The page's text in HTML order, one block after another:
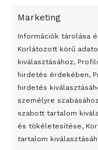
Marketing
Információk tárolása
Korlátozott körű
kiválasztásához,
hirdetés érdekében,
hirdetés
személyre
szabott tartalom
és tökéletesítése,
tartalom
Átmenetileg
Egy vagyonért adták
Az 1950-ben elhunyt
felhasználhatóvá
Megváltoztatják a